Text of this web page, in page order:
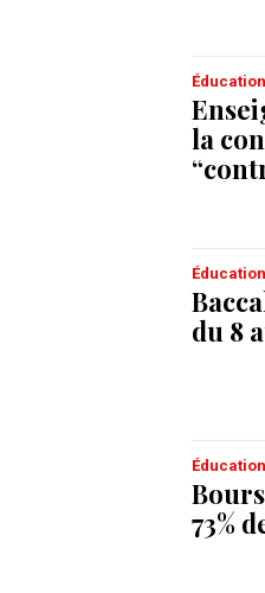
Éducation
la
Éducation
du 8
Éducation
73%